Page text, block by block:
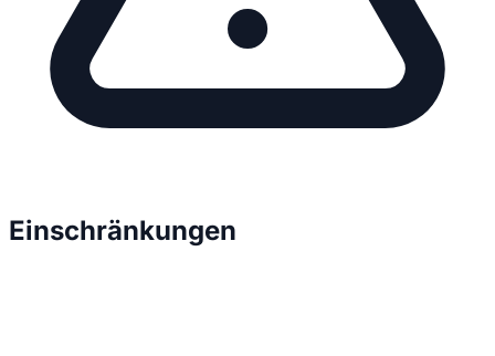
Einschränkungen